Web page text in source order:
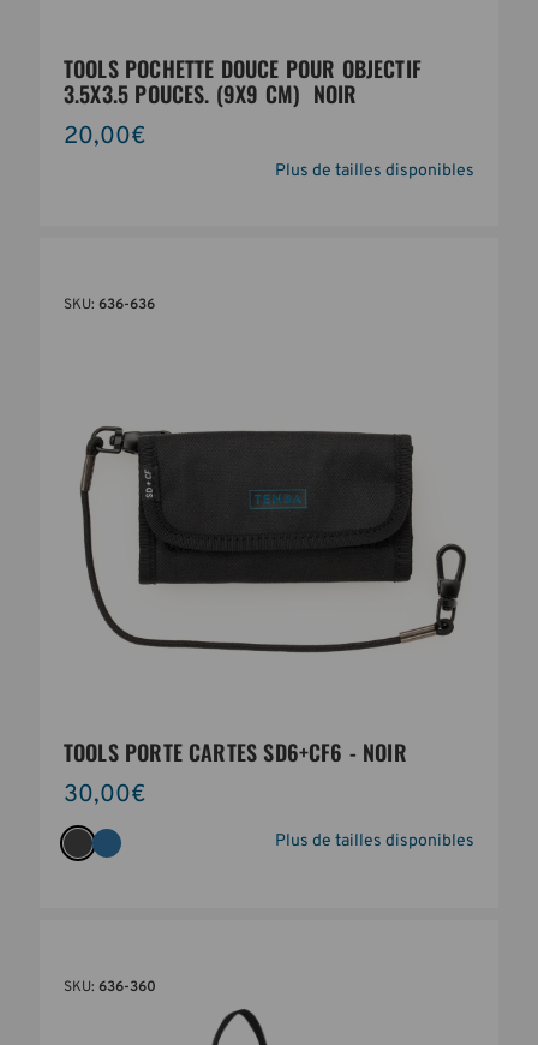
TOOLS POCHETTE DOUCE POUR OBJECTIF
3.5X3.5 POUCES. (9X9 CM)  NOIR
20,00€
Plus de tailles disponibles
SKU: 636-636
TOOLS PORTE CARTES SD6+CF6 - NOIR
30,00€
Plus de tailles disponibles
SKU: 636-360